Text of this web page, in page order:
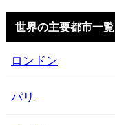
世界の主要都市一覧
ロンドン
パリ